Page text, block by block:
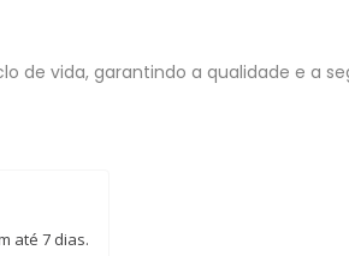
de vida, garantindo a qualidade e a
até 7 dias.